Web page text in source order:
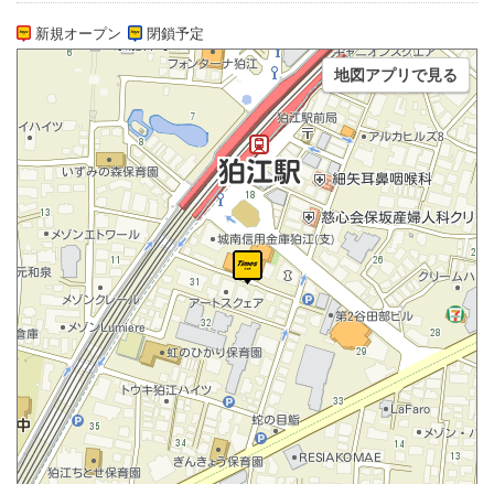
新規オープン 閉鎖予定
地図アプリで見る